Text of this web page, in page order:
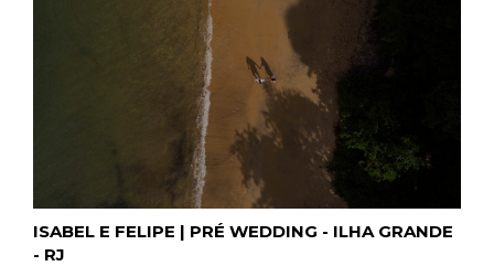
ISABEL E FELIPE | PRÉ WEDDING - ILHA GRANDE
- RJ